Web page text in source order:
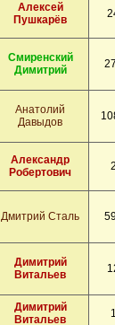
Алексей
Пушкарёв
Смиренский
Димитрий
Анатолий
Давыдов
Александр
Робертович
Дмитрий Сталь
Димитрий
Витальев
Димитрий
Витальев